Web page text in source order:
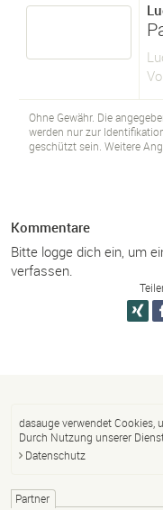
Ohne Gewähr. Die
werden nur zur
geschützt sein. Weitere
Kommentare
Bitte logge dich ein, um
verfassen.
dasauge verwendet Cookies,
Durch Nutzung unserer
Datenschutz
Partner